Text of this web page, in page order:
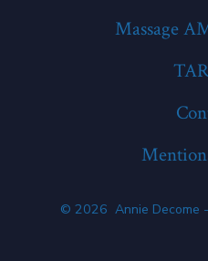
Massage
© 2026 Annie Decome